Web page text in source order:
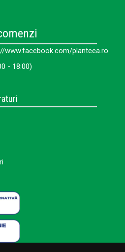
www.facebook.com/planteea.ro
- 18:00)